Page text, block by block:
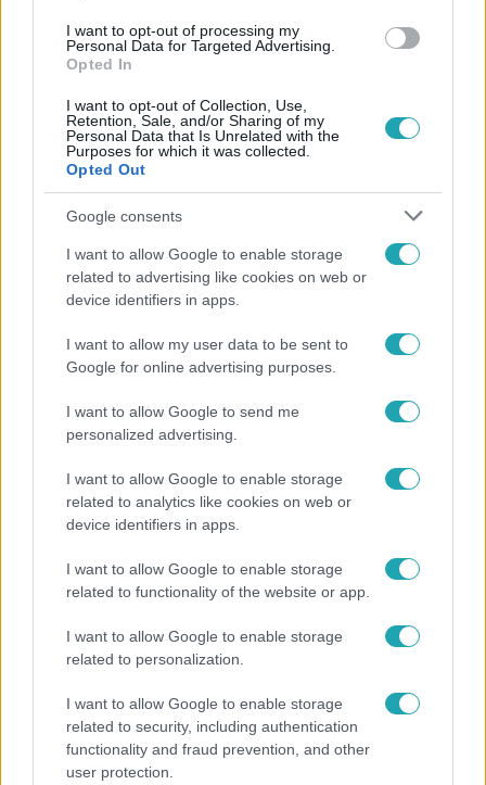
I want to opt-out of processing my
Personal Data for Targeted Advertising.
Opted In
I want to opt-out of Collection, Use,
Retention, Sale, and/or Sharing of my
Personal Data that Is Unrelated with the
Purposes for which it was collected.
Opted Out
Google consents
I want to allow Google to enable storage
related to advertising like cookies on web or
device identifiers in apps.
I want to allow my user data to be sent to
Google for online advertising purposes.
I want to allow Google to send me
personalized advertising.
I want to allow Google to enable storage
related to analytics like cookies on web or
device identifiers in apps.
I want to allow Google to enable storage
related to functionality of the website or app.
I want to allow Google to enable storage
related to personalization.
I want to allow Google to enable storage
related to security, including authentication
functionality and fraud prevention, and other
user protection.
4:55
Mutatjuk, miket kértek az öltözőjükbe az idei Sziget
Otthagyta a rádiózást, most óceánjáró hajón